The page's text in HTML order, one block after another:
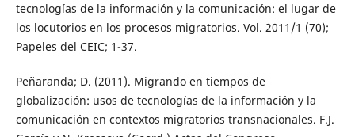
tecnologías de la información y la comunicación: el lugar de
los locutorios en los procesos migratorios. Vol. 2011/1 (70);
Papeles del CEIC; 1-37.
Peñaranda; D. (2011). Migrando en tiempos de
globalización: usos de tecnologías de la información y la
comunicación en contextos migratorios transnacionales. F.J.